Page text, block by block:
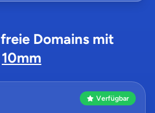
Domains mit
10mm
Verfügbar